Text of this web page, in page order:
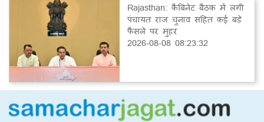
Rajasthan: कैबिनेट बैठक में लगी
पंचायत राज चुनाव सहित कई बड़े
फैसले पर मुहर
2026-08-08 08:23:32